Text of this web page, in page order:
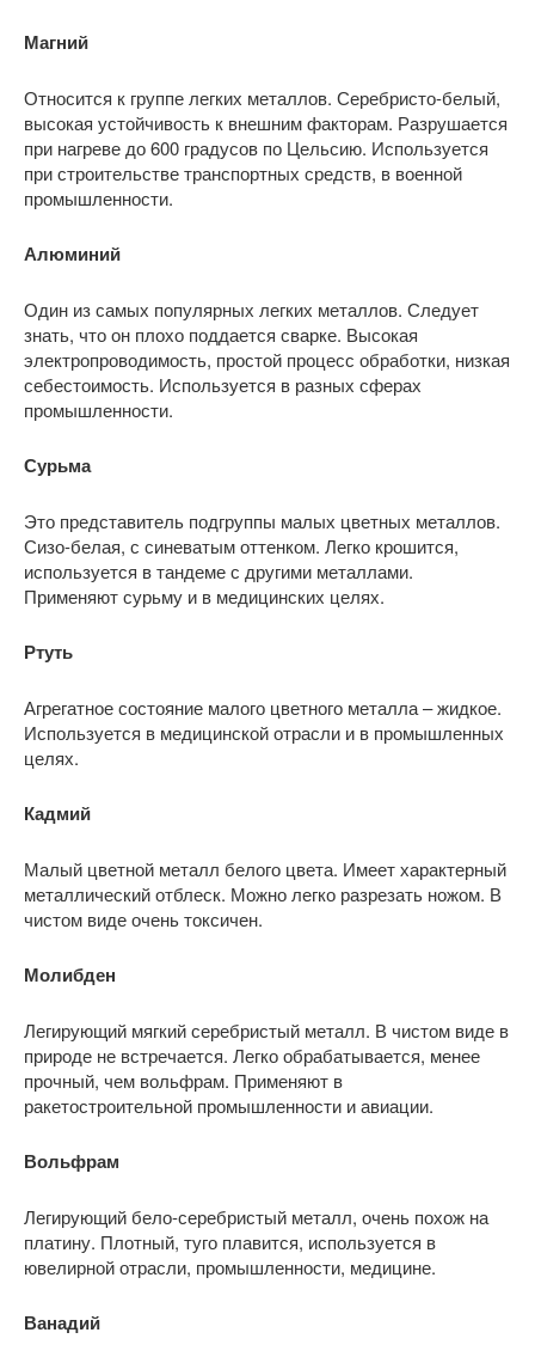
Магний
Относится к группе легких металлов. Серебристо-белый,
высокая устойчивость к внешним факторам. Разрушается
при нагреве до 600 градусов по Цельсию. Используется
при строительстве транспортных средств, в военной
промышленности.
Алюминий
Один из самых популярных легких металлов. Следует
знать, что он плохо поддается сварке. Высокая
электропроводимость, простой процесс обработки, низкая
себестоимость. Используется в разных сферах
промышленности.
Сурьма
Это представитель подгруппы малых цветных металлов.
Сизо-белая, с синеватым оттенком. Легко крошится,
используется в тандеме с другими металлами.
Применяют сурьму и в медицинских целях.
Ртуть
Агрегатное состояние малого цветного металла – жидкое.
Используется в медицинской отрасли и в промышленных
целях.
Кадмий
Малый цветной металл белого цвета. Имеет характерный
металлический отблеск. Можно легко разрезать ножом. В
чистом виде очень токсичен.
Молибден
Легирующий мягкий серебристый металл. В чистом виде в
природе не встречается. Легко обрабатывается, менее
прочный, чем вольфрам. Применяют в
ракетостроительной промышленности и авиации.
Вольфрам
Легирующий бело-серебристый металл, очень похож на
платину. Плотный, туго плавится, используется в
ювелирной отрасли, промышленности, медицине.
Ванадий